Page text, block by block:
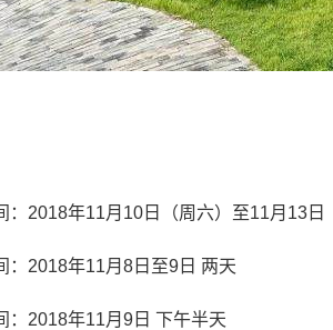
：2018年11月10日（周六）至11月13日
：2018年11月8日至9日 两天
：2018年11月9日 下午半天